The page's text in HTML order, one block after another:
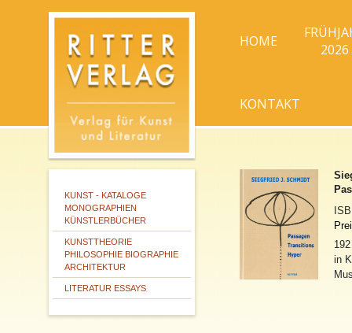
HOME
2026
KONTAKT
KUNST - KATALOGE
MONOGRAPHIEN
KÜNSTLERBÜCHER
KUNSTTHEORIE
PHILOSOPHIE BIOGRAPHIE
ARCHITEKTUR
LITERATUR ESSAYS
in